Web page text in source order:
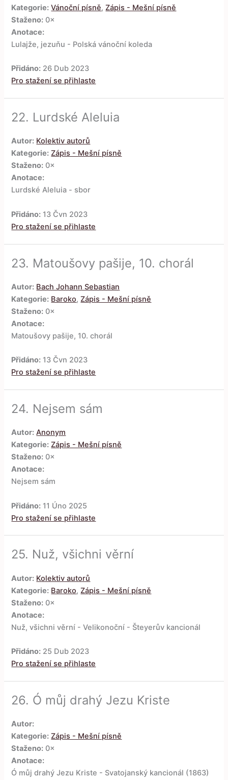
Kategorie: Vánoční písně,Zápis - Mešní písně
Staženo: 0×
Anotace:
Lulajže, jezuňu - Polská vánoční koleda
Přidáno: 26 Dub 2023
Pro stažení se přihlaste
22. Lurdské Aleluia
Autor: Kolektiv autorů
Kategorie: Zápis - Mešní písně
Staženo: 0×
Anotace:
Lurdské Aleluia - sbor
Přidáno: 13 Čvn 2023
Pro stažení se přihlaste
23. Matoušovy pašije, 10. chorál
Autor: Bach Johann Sebastian
Kategorie: Baroko,Zápis - Mešní písně
Staženo: 0×
Anotace:
Matoušovy pašije, 10. chorál
Přidáno: 13 Čvn 2023
Pro stažení se přihlaste
24. Nejsem sám
Autor: Anonym
Kategorie: Zápis - Mešní písně
Staženo: 0×
Anotace:
Nejsem sám
Přidáno: 11 Úno 2025
Pro stažení se přihlaste
25. Nuž, všichni věrní
Autor: Kolektiv autorů
Kategorie: Baroko,Zápis - Mešní písně
Staženo: 0×
Anotace:
Nuž, všichni věrní - Velikonoční - Šteyerův kancionál
Přidáno: 25 Dub 2023
Pro stažení se přihlaste
26. Ó můj drahý Jezu Kriste
Autor:
Kategorie: Zápis - Mešní písně
Staženo: 0×
Anotace:
Ó můj drahý Jezu Kriste - Svatojanský kancionál (1863)